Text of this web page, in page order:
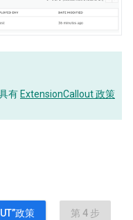
有 ExtensionCallout 政策
政策 第 4 步